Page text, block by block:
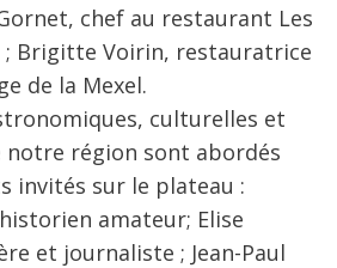
chef au restaurant Les
; Brigitte Voirin, restauratrice
de la Mexel.
culturelles et
région sont abordés
invités sur le plateau :
amateur; Elise
et journaliste ; Jean-Paul